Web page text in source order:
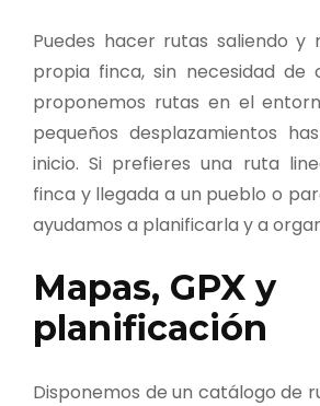
Puedes hacer rutas saliendo y
propia finca, sin necesidad de
proponemos rutas en el
pequeños desplazamientos
inicio. Si prefieres una ruta
finca y llegada a un pueblo o
ayudamos a planificarla y a
Mapas, GPX y
planificación
Disponemos de un catálogo de